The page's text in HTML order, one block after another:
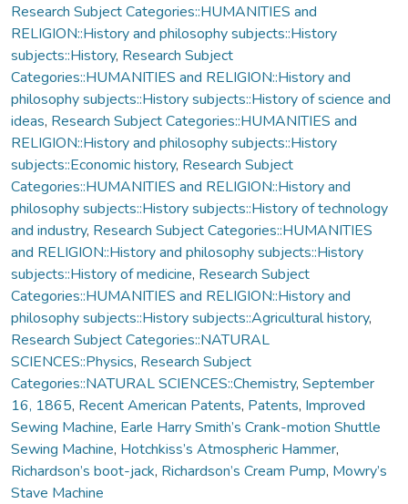
Research Subject Categories::HUMANITIES and
RELIGION::History and philosophy subjects::History
subjects::History, Research Subject
Categories::HUMANITIES and RELIGION::History and
philosophy subjects::History subjects::History of science and
ideas, Research Subject Categories::HUMANITIES and
RELIGION::History and philosophy subjects::History
subjects::Economic history, Research Subject
Categories::HUMANITIES and RELIGION::History and
philosophy subjects::History subjects::History of technology
and industry, Research Subject Categories::HUMANITIES
and RELIGION::History and philosophy subjects::History
subjects::History of medicine, Research Subject
Categories::HUMANITIES and RELIGION::History and
philosophy subjects::History subjects::Agricultural history,
Research Subject Categories::NATURAL
SCIENCES::Physics, Research Subject
Categories::NATURAL SCIENCES::Chemistry, September
16, 1865, Recent American Patents, Patents, Improved
Sewing Machine, Earle Harry Smith’s Crank-motion Shuttle
Sewing Machine, Hotchkiss’s Atmospheric Hammer,
Richardson’s boot-jack, Richardson’s Cream Pump, Mowry’s
Stave Machine